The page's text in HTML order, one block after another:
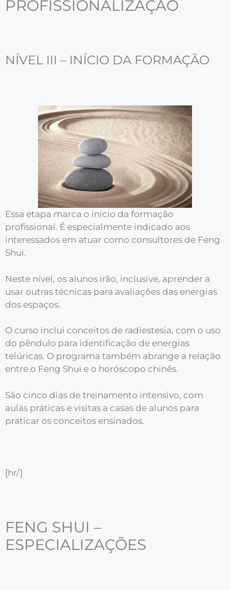
PROFISSIONALIZAÇÃO
NÍVEL III – INÍCIO DA FORMAÇÃO
Essa etapa marca o início da formação
profissional. É especialmente indicado aos
interessados em atuar como consultores de Feng
Shui.
Neste nível, os alunos irão, inclusive, aprender a
usar outras técnicas para avaliações das energias
dos espaços.
O curso inclui conceitos de radiestesia, com o uso
do pêndulo para identificação de energias
telúricas. O programa também abrange a relação
entre o Feng Shui e o horóscopo chinês.
São cinco dias de treinamento intensivo, com
aulas práticas e visitas a casas de alunos para
praticar os conceitos ensinados.
[hr/]
FENG SHUI –
ESPECIALIZAÇÕES